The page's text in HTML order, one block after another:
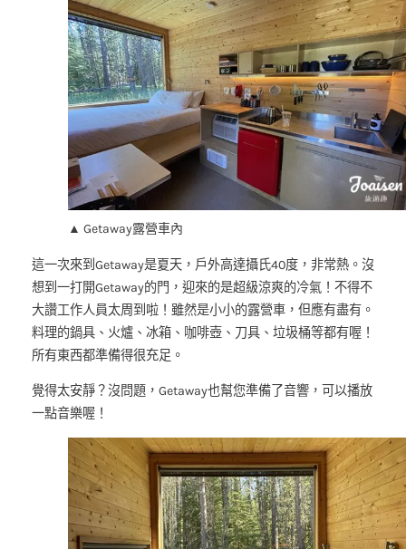
▲ Getaway露營車內
這一次來到Getaway是夏天，戶外高達攝氏40度，非常熱。沒
想到一打開Getaway的門，迎來的是超級涼爽的冷氣！不得不
大讚工作人員太周到啦！雖然是小小的露營車，但應有盡有。
料理的鍋具、火爐、冰箱、咖啡壺、刀具、垃圾桶等都有喔！
所有東西都準備得很充足。
覺得太安靜？沒問題，Getaway也幫您準備了音響，可以播放
一點音樂喔！